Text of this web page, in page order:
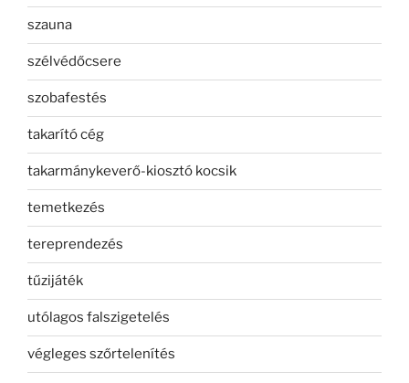
szauna
szélvédőcsere
szobafestés
takarító cég
takarmánykeverő-kiosztó kocsik
temetkezés
tereprendezés
tűzijáték
utólagos falszigetelés
végleges szőrtelenítés